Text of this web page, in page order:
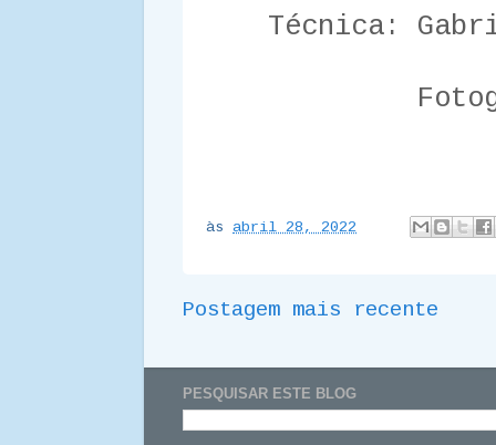
Técnica:
às abril 28, 2022
Postagem mais recente
PESQUISAR ESTE BLOG